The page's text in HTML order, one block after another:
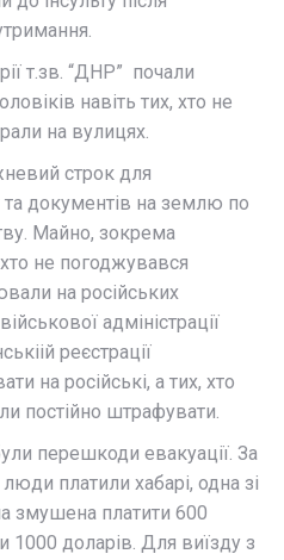
т.зв. “ДНР” почали
навіть тих, хто не
на вулицях.
строк для
документів на землю по
Майно, зокрема
не погоджувався
на російських
адміністрації
реєстрації
на російські, а тих, хто
постійно штрафувати.
перешкоди евакуації. За
платили хабарі, одна зі
змушена платити 600
1000 доларів. Для виїзду з